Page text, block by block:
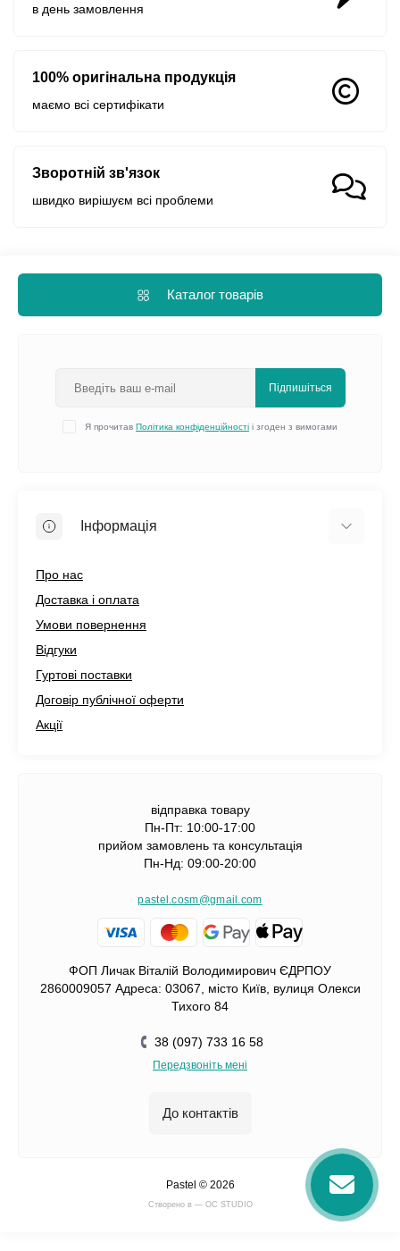
в день замовлення
100% оригінальна продукція
маємо всі сертифікати
Зворотній зв'язок
швидко вирішуєм всі проблеми
Каталог товарів
Підпишіться
Я прочитав Політика конфіденційності і згоден з вимогами
Інформація
Про нас
Доставка і оплата
Умови повернення
Відгуки
Гуртові поставки
Договір публічної оферти
Акції
відправка товару
Пн-Пт: 10:00-17:00
прийом замовлень та консультація
Пн-Нд: 09:00-20:00
pastel.cosm@gmail.com
ФОП Личак Віталій Володимирович ЄДРПОУ
2860009057 Адреса: 03067, місто Київ, вулиця Олекси
Тихого 84
38 (097) 733 16 58
Передзвоніть мені
До контактів
Pastel © 2026
Cтворено в — OC STUDIO